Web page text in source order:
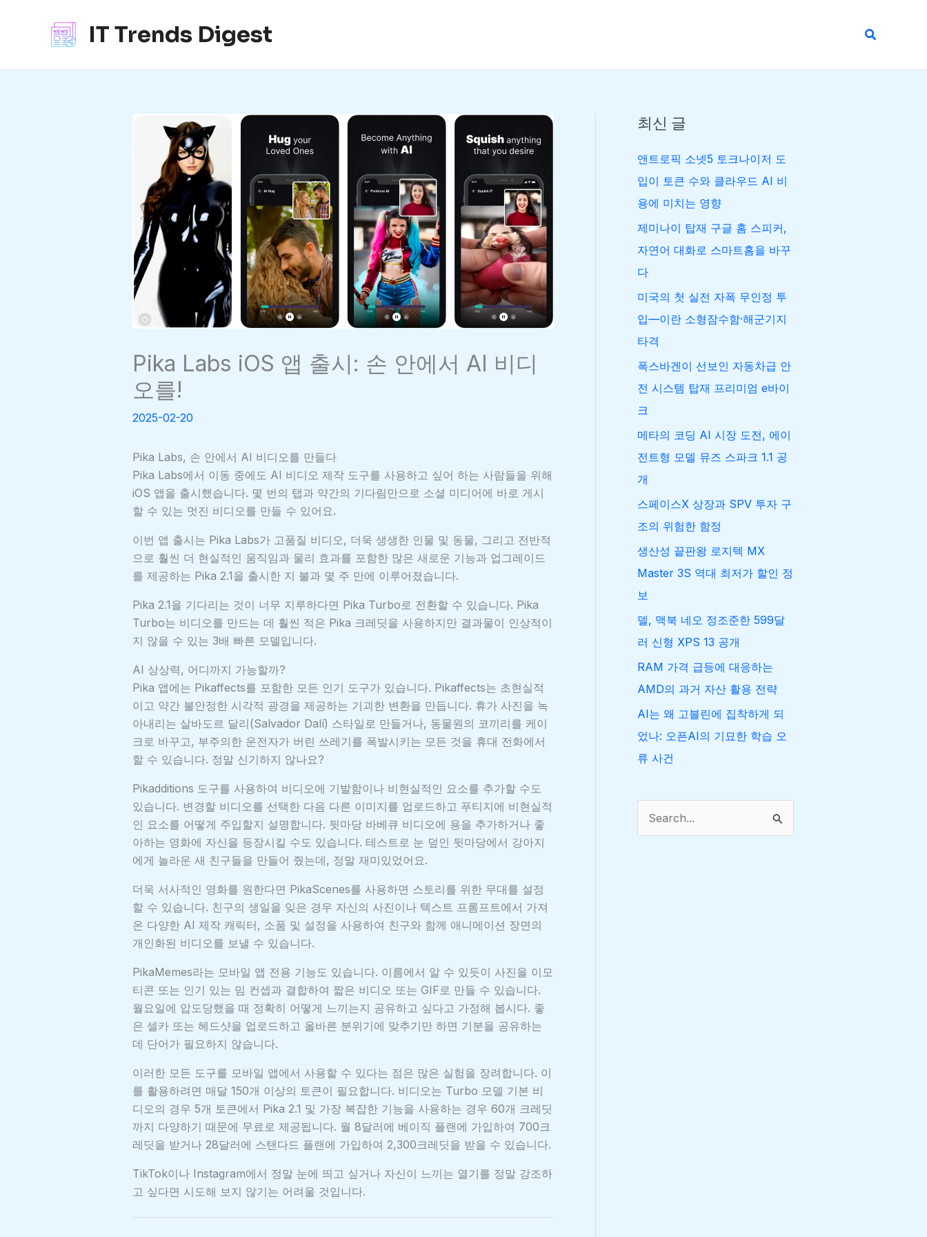
IT Trends Digest
검
Pika Labs iOS 앱 출시: 손 안에서 AI 비디
오를!
2025-02-20
Pika Labs, 손 안에서 AI 비디오를 만들다
Pika Labs에서 이동 중에도 AI 비디오 제작 도구를 사용하고 싶어 하는 사람들을 위해
iOS 앱을 출시했습니다. 몇 번의 탭과 약간의 기다림만으로 소셜 미디어에 바로 게시
할 수 있는 멋진 비디오를 만들 수 있어요.
이번 앱 출시는 Pika Labs가 고품질 비디오, 더욱 생생한 인물 및 동물, 그리고 전반적
으로 훨씬 더 현실적인 움직임과 물리 효과를 포함한 많은 새로운 기능과 업그레이드
를 제공하는 Pika 2.1을 출시한 지 불과 몇 주 만에 이루어졌습니다.
Pika 2.1을 기다리는 것이 너무 지루하다면 Pika Turbo로 전환할 수 있습니다. Pika
Turbo는 비디오를 만드는 데 훨씬 적은 Pika 크레딧을 사용하지만 결과물이 인상적이
지 않을 수 있는 3배 빠른 모델입니다.
AI 상상력, 어디까지 가능할까?
Pika 앱에는 Pikaffects를 포함한 모든 인기 도구가 있습니다. Pikaffects는 초현실적
이고 약간 불안정한 시각적 광경을 제공하는 기괴한 변환을 만듭니다. 휴가 사진을 녹
아내리는 살바도르 달리(Salvador Dalí) 스타일로 만들거나, 동물원의 코끼리를 케이
크로 바꾸고, 부주의한 운전자가 버린 쓰레기를 폭발시키는 모든 것을 휴대 전화에서
할 수 있습니다. 정말 신기하지 않나요?
Pikadditions 도구를 사용하여 비디오에 기발함이나 비현실적인 요소를 추가할 수도
있습니다. 변경할 비디오를 선택한 다음 다른 이미지를 업로드하고 푸티지에 비현실적
인 요소를 어떻게 주입할지 설명합니다. 뒷마당 바베큐 비디오에 용을 추가하거나 좋
아하는 영화에 자신을 등장시킬 수도 있습니다. 테스트로 눈 덮인 뒷마당에서 강아지
에게 놀라운 새 친구들을 만들어 줬는데, 정말 재미있었어요.
더욱 서사적인 영화를 원한다면 PikaScenes를 사용하면 스토리를 위한 무대를 설정
할 수 있습니다. 친구의 생일을 잊은 경우 자신의 사진이나 텍스트 프롬프트에서 가져
온 다양한 AI 제작 캐릭터, 소품 및 설정을 사용하여 친구와 함께 애니메이션 장면의
개인화된 비디오를 보낼 수 있습니다.
PikaMemes라는 모바일 앱 전용 기능도 있습니다. 이름에서 알 수 있듯이 사진을 이모
티콘 또는 인기 있는 밈 컨셉과 결합하여 짧은 비디오 또는 GIF로 만들 수 있습니다.
월요일에 압도당했을 때 정확히 어떻게 느끼는지 공유하고 싶다고 가정해 봅시다. 좋
은 셀카 또는 헤드샷을 업로드하고 올바른 분위기에 맞추기만 하면 기분을 공유하는
데 단어가 필요하지 않습니다.
이러한 모든 도구를 모바일 앱에서 사용할 수 있다는 점은 많은 실험을 장려합니다. 이
를 활용하려면 매달 150개 이상의 토큰이 필요합니다. 비디오는 Turbo 모델 기본 비
디오의 경우 5개 토큰에서 Pika 2.1 및 가장 복잡한 기능을 사용하는 경우 60개 크레딧
까지 다양하기 때문에 무료로 제공됩니다. 월 8달러에 베이직 플랜에 가입하여 700크
레딧을 받거나 28달러에 스탠다드 플랜에 가입하여 2,300크레딧을 받을 수 있습니다.
TikTok이나 Instagram에서 정말 눈에 띄고 싶거나 자신이 느끼는 열기를 정말 강조하
고 싶다면 시도해 보지 않기는 어려울 것입니다.
최신 글
앤트로픽 소넷5 토크나이저 도
입이 토큰 수와 클라우드 AI 비
용에 미치는 영향
제미나이 탑재 구글 홈 스피커,
자연어 대화로 스마트홈을 바꾸
다
미국의 첫 실전 자폭 무인정 투
입—이란 소형잠수함·해군기지
타격
폭스바겐이 선보인 자동차급 안
전 시스템 탑재 프리미엄 e바이
크
메타의 코딩 AI 시장 도전, 에이
전트형 모델 뮤즈 스파크 1.1 공
개
스페이스X 상장과 SPV 투자 구
조의 위험한 함정
생산성 끝판왕 로지텍 MX
Master 3S 역대 최저가 할인 정
보
델, 맥북 네오 정조준한 599달
러 신형 XPS 13 공개
RAM 가격 급등에 대응하는
AMD의 과거 자산 활용 전략
AI는 왜 고블린에 집착하게 되
었나: 오픈AI의 기묘한 학습 오
류 사건